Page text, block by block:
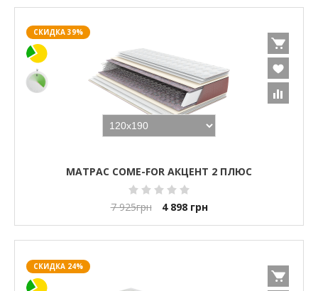
СКИДКА 39%
МАТРАС COME-FOR АКЦЕНТ 2 ПЛЮС
7 925грн 4 898 грн
СКИДКА 24%